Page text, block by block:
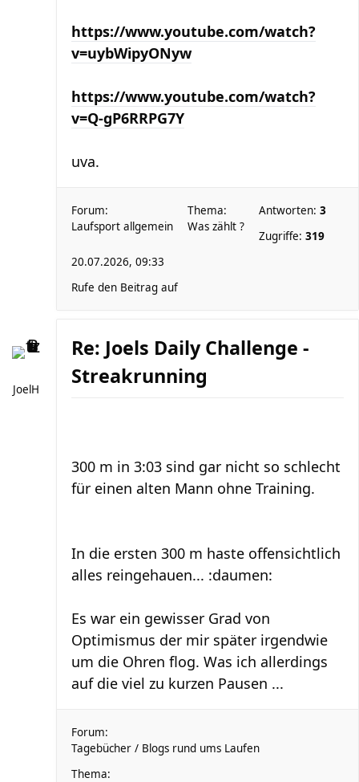
https://www.youtube.com/watch?
v=uybWipyONyw
https://www.youtube.com/watch?
v=Q-gP6RRPG7Y
uva.
Forum:
Laufsport allgemein
Thema:
Was zählt ?
Antworten: 3
Zugriffe: 319
20.07.2026, 09:33
Rufe den Beitrag auf
JoelH
Re: Joels Daily Challenge -
Streakrunning
300 m in 3:03 sind gar nicht so schlecht
für einen alten Mann ohne Training.
In die ersten 300 m haste offensichtlich
alles reingehauen... :daumen:
Es war ein gewisser Grad von
Optimismus der mir später irgendwie
um die Ohren flog. Was ich allerdings
auf die viel zu kurzen Pausen ...
Forum:
Tagebücher / Blogs rund ums Laufen
Thema: